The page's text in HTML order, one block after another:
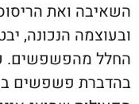
ואת הריסוס.
הנכונה, יבטיח
כך,
פשפשים בתל